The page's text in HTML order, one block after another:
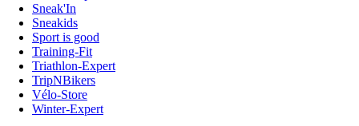
Sneak'In
Sneakids
Sport is good
Training-Fit
Triathlon-Expert
TripNBikers
Vélo-Store
Winter-Expert